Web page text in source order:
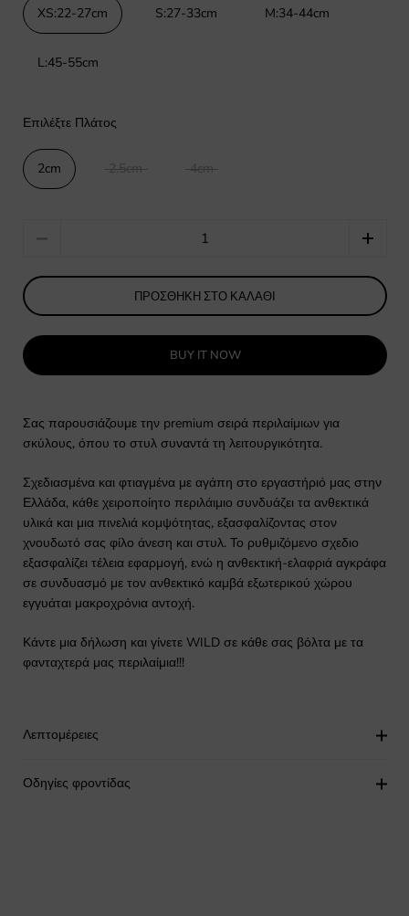
XS:22-27cm S:27-33cm M:34-44cm
L:45-55cm
Επιλέξτε Πλάτος
2cm 2.5cm 4cm
ΠΡΟΣΘΉΚΗ ΣΤΟ ΚΑΛΆΘΙ
BUY IT NOW
Σας παρουσιάζουμε την premium σειρά περιλαίμιων για
σκύλους, όπου το στυλ συναντά τη λειτουργικότητα.
Σχεδιασμένα και φτιαγμένα με αγάπη στο εργαστήριό μας στην
Ελλάδα, κάθε χειροποίητο περιλάιμιο συνδυάζει τα ανθεκτικά
υλικά και μια πινελιά κομψότητας, εξασφαλίζοντας στον
χνουδωτό σας φίλο άνεση και στυλ. Το ρυθμιζόμενο σχεδιο
εξασφαλίζει τέλεια εφαρμογή, ενώ η ανθεκτική-ελαφριά αγκράφα
σε συνδυασμό με τον ανθεκτικό καμβά εξωτερικού χώρου
εγγυάται μακροχρόνια αντοχή.
Κάντε μια δήλωση και γίνετε WILD σε κάθε σας βόλτα με τα
φανταχτερά μας περιλαίμια!!!
Λεπτομέρειες
Οδηγίες φροντίδας